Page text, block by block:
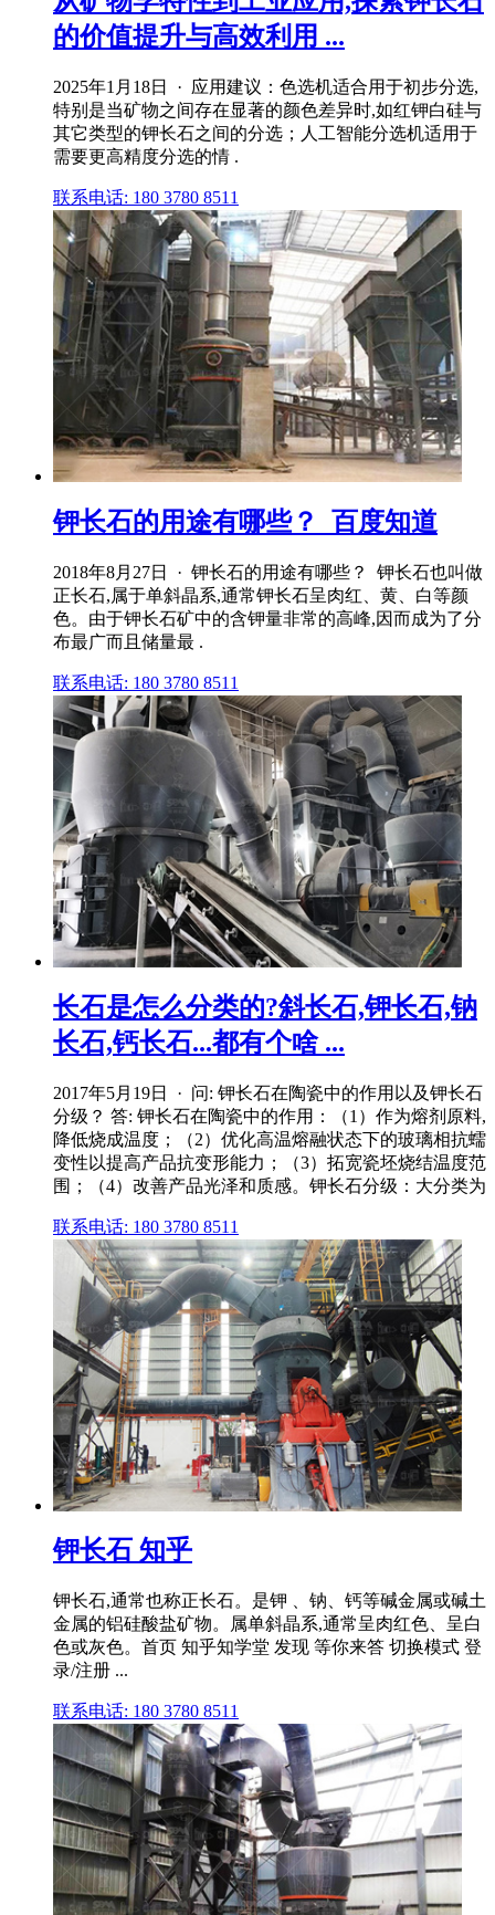
的价值提升与高效利用 ...
2025年1月18日 · 应用建议：色选机适合用于初步分选,
特别是当矿物之间存在显著的颜色差异时,如红钾白硅与
其它类型的钾长石之间的分选；人工智能分选机适用于
需要更高精度分选的情 .
联系电话: 180 3780 8511
钾长石的用途有哪些？_百度知道
2018年8月27日 · 钾长石的用途有哪些？ 钾长石也叫做
正长石,属于单斜晶系,通常钾长石呈肉红、黄、白等颜
色。由于钾长石矿中的含钾量非常的高峰,因而成为了分
布最广而且储量最 .
联系电话: 180 3780 8511
长石是怎么分类的?斜长石,钾长石,钠
长石,钙长石...都有个啥 ...
2017年5月19日 · 问: 钾长石在陶瓷中的作用以及钾长石
分级？ 答: 钾长石在陶瓷中的作用：（1）作为熔剂原料,
降低烧成温度；（2）优化高温熔融状态下的玻璃相抗蠕
变性以提高产品抗变形能力；（3）拓宽瓷坯烧结温度范
围；（4）改善产品光泽和质感。钾长石分级：大分类为
联系电话: 180 3780 8511
钾长石 知乎
钾长石,通常也称正长石。是钾 、钠、钙等碱金属或碱土
金属的铝硅酸盐矿物。属单斜晶系,通常呈肉红色、呈白
色或灰色。首页 知乎知学堂 发现 等你来答 切换模式 登
录/注册 ...
联系电话: 180 3780 8511